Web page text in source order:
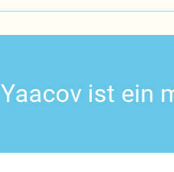
Yaacov ist ein